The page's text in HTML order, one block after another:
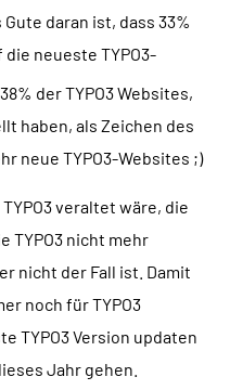
daran ist, dass 33%
die neueste TYPO3-
der TYPO3 Websites,
haben, als Zeichen des
neue TYPO3-Websites ;)
veraltet wäre, die
TYPO3 nicht mehr
nicht der Fall ist. Damit
noch für TYPO3
TYPO3 Version updaten
Jahr gehen.